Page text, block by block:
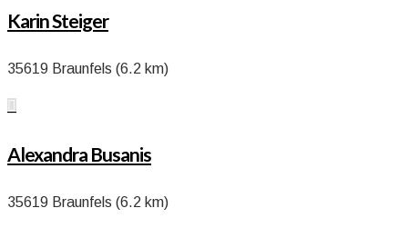
Karin Steiger
35619 Braunfels (6.2 km)

Alexandra Busanis
35619 Braunfels (6.2 km)